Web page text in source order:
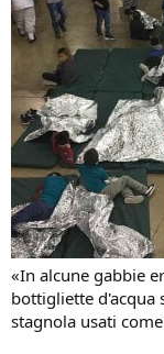
«In alcune gabbie
bottigliette d'acqua
stagnola usati